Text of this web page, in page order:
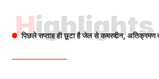
Highlights
पिछले सप्ताह ही छूटा है जेल से कमरुद्दीन, अतिक्रमण